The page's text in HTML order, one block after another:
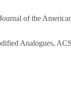
of the
Analogues,